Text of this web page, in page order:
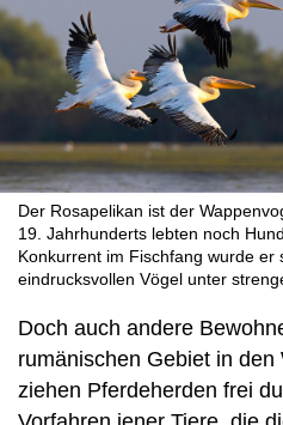
Der Rosapelikan ist der
19. Jahrhunderts lebten noch
Konkurrent im Fischfang wurde
eindrucksvollen Vögel unter
Doch auch andere
rumänischen Gebiet in
ziehen Pferdeherden frei